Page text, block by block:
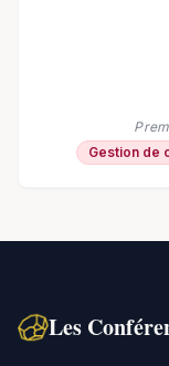
Gestion de
Les